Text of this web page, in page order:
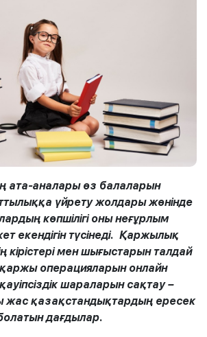
ата-аналары өз балаларын
үйрету жолдары жөнінде
көпшілігі оны неғұрлым
екендігін түсінеді. Қаржылық
кірістері мен шығыстарын талдай
операцияларын онлайн
шараларын сақтау –
жас қазақстандықтардың ересек
дағдылар.